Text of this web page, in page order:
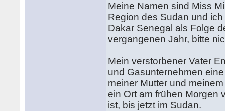
Meine Namen sind Miss
Region des Sudan und
Dakar Senegal als Folge
vergangenen Jahr, bitte
Mein verstorbener Vater
und Gasunternehmen
meiner Mutter und
ein Ort am frühen Morgen
ist, bis jetzt im Sudan.